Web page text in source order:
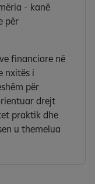
- kanë
për
financiare në
nxitës i
për
drejt
praktik dhe
u themelua